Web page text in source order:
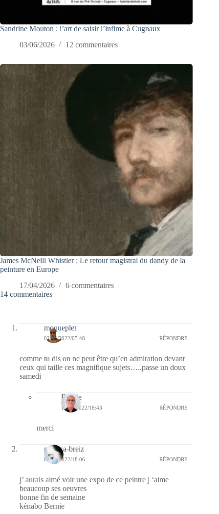
Sandrine Mouton : l’art de saisir l’infime à Cugnaux
03/06/2026
12 commentaires
James McNeill Whistler : Le retour magistral du dandy de la
peinture en Europe
17/04/2026
6 commentaires
14 commentaires
moqueplet
02/04/2022/05:48 RÉPONDRE
comme tu dis on ne peut être qu’en admiration devant
ceux qui taille ces magnifique sujets…..passe un doux
samedi
Bernie
11/04/2022/18:43 RÉPONDRE
merci
monica-breiz
01/04/2022/18:06 RÉPONDRE
j’ aurais aimé voir une expo de ce peintre j ‘aime
beaucoup ses oeuvres
bonne fin de semaine
kénabo Bernie